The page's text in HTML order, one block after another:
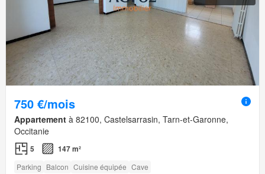
750 €/mois
Appartement à 82100, Castelsarrasin, Tarn-et-Garonne,
Occitanie
5 147 m²
Parking Balcon Cuisine équipée Cave